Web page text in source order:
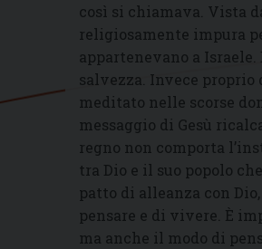
così si chiamava. Vista
religiosamente impura
appartenevano a
salvezza. Invece proprio
meditato nelle scorse
messaggio di Gesù
regno non comporta
tra Dio e il suo popolo
patto di alleanza con
pensare e di vivere. È
ma anche il modo di